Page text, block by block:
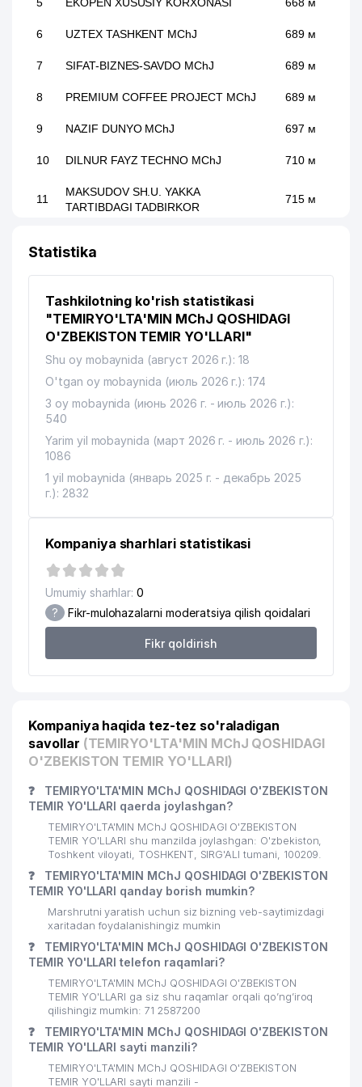
6 UZTEX TASHKENT MChJ 689 м
7 SIFAT-BIZNES-SAVDO MChJ 689 м
8 PREMIUM COFFEE PROJECT MChJ 689 м
9 NAZIF DUNYO MChJ 697 м
10 DILNUR FAYZ TECHNO MChJ 710 м
11
MAKSUDOV SH.U. YAKKA
TARTIBDAGI TADBIRKOR
715 м
12
YAKKASAROY TUMANLARARO SUDI
JINOYAT ISHLARI BO'YICHA SERGELI
TUMANI SUDI
759 м
15 INVEST FINANCE BANK ATB
17
18 TURON PALOV MARKAZI MChJ
19 XOROSHIE LYUDI MChJ
20 SERGELI TUMANI FXDYo 818 м
MADAMINOV O.A. YAKKA TARTIBDAGI
TADBIRKOR
22
SERGELI TUMANI 4-chi NOTARIAL
IDORASI
826 м
23
SERGELI TUMANI STATISTIKA
BOSHQARMASI
25 INSPIRED AVIA GROUP MChJ
26 STANDART PHARM BUSINESS MChJ
27 EL MADAD FARM MChJ 851 м
SERGELI TUMANI 5-chi NOTARIAL
852 м
30 AVTOSHIN KOMPLEKT MChJ
TEN ANDREY GROUP XUSUSIY
KORXONASI
32 KAPITALBANK ATB SERGELI FILIALI 866 м
33 HAVOQAND PEOPLE MChJ
34 TARJIMA MARKAZI MChJ 875 м
OPTIMUM SMART MChJ 875 м
Statistika
Tashkilotning ko'rish statistikasi
"TEMIRYO'LTA'MIN MChJ QOSHIDAGI
O'ZBEKISTON TEMIR YO'LLARI"
Shu oy mobaynida (август 2026 г.): 18
O'tgan oy mobaynida (июль 2026 г.): 174
3 oy mobaynida (июнь 2026 г. - июль 2026 г.):
540
Yarim yil mobaynida (март 2026 г. - июль 2026 г.):
1086
1 yil mobaynida (январь 2025 г. - декабрь 2025
г.): 2832
Kompaniya sharhlari statistikasi
Umumiy sharhlar: 0
? Fikr-mulohazalarni moderatsiya qilish qoidalari
Fikr qoldirish
Kompaniya haqida tez-tez so'raladigan
savollar (TEMIRYO'LTA'MIN MChJ QOSHIDAGI
O'ZBEKISTON TEMIR YO'LLARI)
❓
TEMIRYO'LTA'MIN MChJ QOSHIDAGI O'ZBEKISTON
TEMIR YO'LLARI qaerda joylashgan?
TEMIRYO'LTA'MIN MChJ QOSHIDAGI O'ZBEKISTON
TEMIR YO'LLARI shu manzilda joylashgan: O'zbekiston,
Toshkent viloyati, TOSHKENT, SIRG'ALI tumani, 100209.
❓
TEMIRYO'LTA'MIN MChJ QOSHIDAGI O'ZBEKISTON
TEMIR YO'LLARI qanday borish mumkin?
Marshrutni yaratish uchun siz bizning veb-saytimizdagi
xaritadan foydalanishingiz mumkin
❓
TEMIRYO'LTA'MIN MChJ QOSHIDAGI O'ZBEKISTON
TEMIR YO'LLARI telefon raqamlari?
TEMIRYO'LTA'MIN MChJ QOSHIDAGI O'ZBEKISTON
TEMIR YO'LLARI ga siz shu raqamlar orqali qo’ng’iroq
qilishingiz mumkin: 71 2587200
❓
TEMIRYO'LTA'MIN MChJ QOSHIDAGI O'ZBEKISTON
TEMIR YO'LLARI sayti manzili?
TEMIRYO'LTA'MIN MChJ QOSHIDAGI O'ZBEKISTON
TEMIR YO'LLARI sayti manzili -